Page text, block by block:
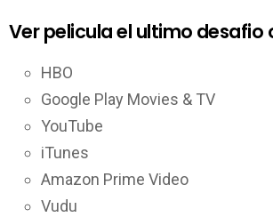
Ver pelicula el ultimo desafio
HBO
Google Play Movies & TV
YouTube
iTunes
Amazon Prime Video
Vudu